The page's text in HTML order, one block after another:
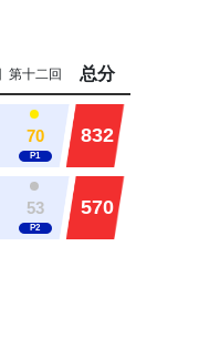
第十二回 总分
70 832
53 570